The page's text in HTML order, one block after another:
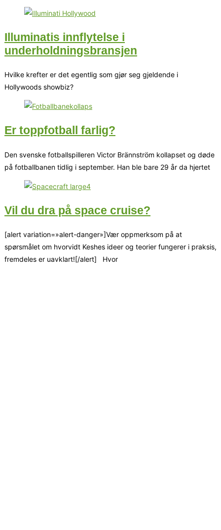
Illuminatis innflytelse i
underholdningsbransjen
Hvilke krefter er det egentlig som gjør seg gjeldende i
Hollywoods showbiz?
Er toppfotball farlig?
Den svenske fotballspilleren Victor Brännström kollapset og døde
på fotballbanen tidlig i september. Han ble bare 29 år da hjertet
Vil du dra på space cruise?
[alert variation=»alert-danger»]Vær oppmerksom på at
spørsmålet om hvorvidt Keshes ideer og teorier fungerer i praksis,
fremdeles er uavklart![/alert] Hvor